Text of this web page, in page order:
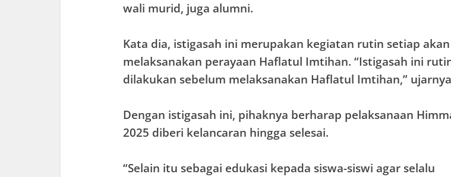
wali murid, juga alumni.
Kata dia, istigasah ini merupakan kegiatan rutin setiap akan
melaksanakan perayaan Haflatul Imtihan. “Istigasah ini
dilakukan sebelum melaksanakan Haflatul Imtihan,”
Dengan istigasah ini, pihaknya berharap pelaksanaan
2025 diberi kelancaran hingga selesai.
“Selain itu sebagai edukasi kepada siswa-siswi agar selalu